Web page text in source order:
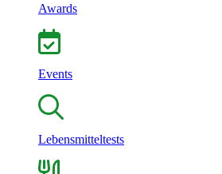
Awards
Events
Lebensmitteltests